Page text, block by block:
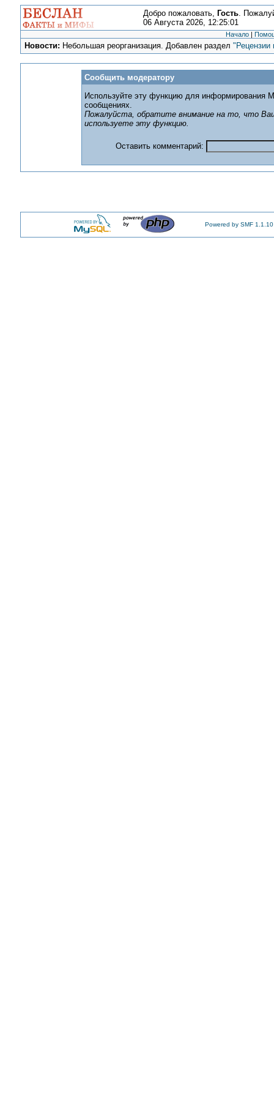
Добро пожаловать, Гость.
06 Августа 2026, 12:25:01
Начало |
Новости: Небольшая реорганизация. Добавлен раздел"Рецензии
Сообщить модератору
Используйте эту функцию для информирования
сообщениях.
Пожалуйста, обратите внимание на то, что
используете эту функцию.
Оставить комментарий:
Powered by SMF 1.1.10